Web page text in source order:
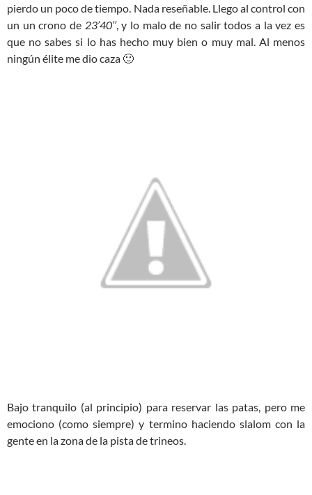
pierdo un poco de tiempo. Nada reseñable. Llego al control con
un un crono de 23’40’’, y lo malo de no salir todos a la vez es
que no sabes si lo has hecho muy bien o muy mal. Al menos
ningún élite me dio caza 🙂
Bajo tranquilo (al principio) para reservar las patas, pero me
emociono (como siempre) y termino haciendo slalom con la
gente en la zona de la pista de trineos.